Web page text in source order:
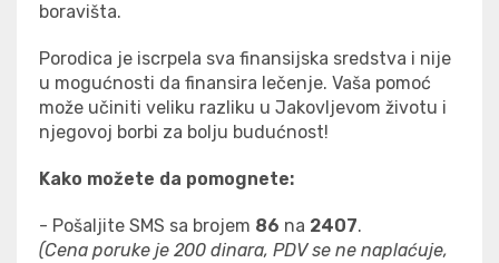
boravišta.
Porodica je iscrpela sva finansijska sredstva i nije
u mogućnosti da finansira lečenje. Vaša pomoć
može učiniti veliku razliku u Jakovljevom životu i
njegovoj borbi za bolju budućnost!
Kako možete da pomognete:
- Pošaljite SMS sa brojem 86 na 2407.
(Cena poruke je 200 dinara, PDV se ne naplaćuje,